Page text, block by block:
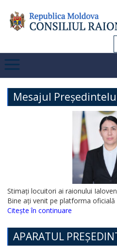
Mesajul
Stimați locuitori ai raionului
Bine ați venit pe platforma oficială
Citește în continuare
APARATUL